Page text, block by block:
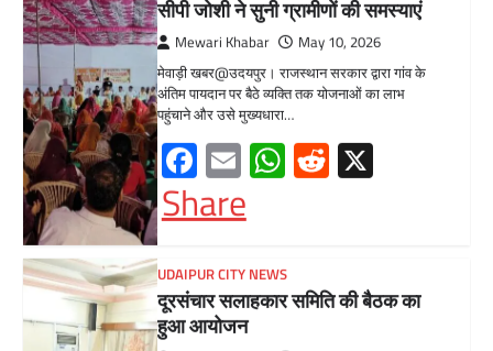
के सभागार में सांसद उदयपुर डॉ.…
Facebook
EmailWhatsApp
Reddit
X
Share
BLOG
मुख्यमंत्री का उदयपुर दौरा’मुख्यमंत्री
भजनलाल शर्मा ने उदयपुर जिले को दी
विभिन्न विकास कार्यों की सौगातें’’421
करोड़ रुपये के कार्यों का किया लोकार्पण एवं
शिलान्यास’’महत्वाकांक्षी जल परियोजनाओं
पर हो रहा तेजी से काम’